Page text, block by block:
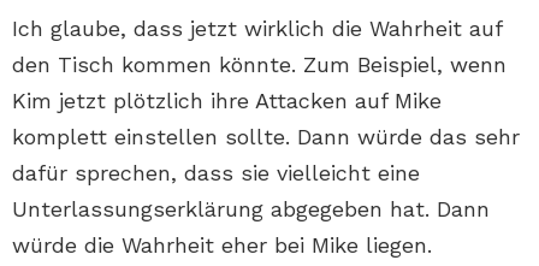
Ich glaube, dass jetzt wirklich die Wahrheit auf
den Tisch kommen könnte. Zum Beispiel, wenn
Kim jetzt plötzlich ihre Attacken auf Mike
komplett einstellen sollte. Dann würde das sehr
dafür sprechen, dass sie vielleicht eine
Unterlassungserklärung abgegeben hat. Dann
würde die Wahrheit eher bei Mike liegen.